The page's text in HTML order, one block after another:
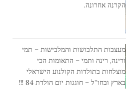
הקרנה אחרונה.
מעצבות התלבושות והמלבישות – תמי
ורינה, רינה ותמי – התאומות הכי
מוצלחות בתולדות הקולנוע הישראלי
בארץ ובחו”ל – חוגגות יום הולדת 84 !!!